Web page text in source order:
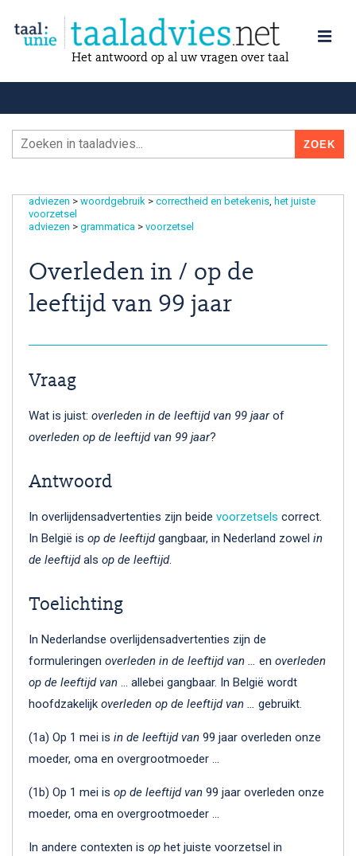
Het antwoord op al uw vragen over taal
adviezen > woordgebruik > correctheid en betekenis het juiste
voorzetsel
adviezen > grammatica > voorzetsel
Overleden in / op de
leeftijd van 99 jaar
Vraag
Wat is juist: overleden in de leeftijd van 99 jaarof
overleden op de leeftijd van 99 jaar?
Antwoord
In overlijdensadvertenties zijn beide voorzetsels correct.
In België is op de leeftijdgangbaar, in Nederland zowel in
de leeftijdals op de leeftijd.
Toelichting
In Nederlandse overlijdensadvertenties zijn de
formuleringen overleden in de leeftijd van … en overleden
op de leeftijd van … allebei gangbaar. In België wordt
hoofdzakelijk overleden op de leeftijd van … gebruikt.
(1a) Op 1 mei is in de leeftijd van 99 jaar overleden onze
moeder, oma en overgrootmoeder …
(1b) Op 1 mei is op de leeftijd van 99 jaar overleden onze
moeder, oma en overgrootmoeder …
In andere contexten is op het juiste voorzetsel in